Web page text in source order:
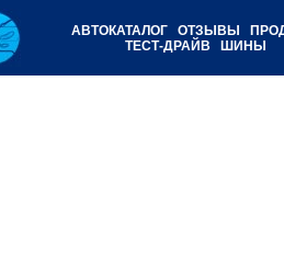
АВТОКАТАЛОГ ОТЗЫВЫ
ТЕСТ-ДРАЙВ
ШИНЫ